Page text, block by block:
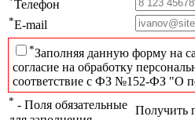
Телефон
*E-mail
*Заполняя данную форму на
согласие на обработку
соответствие с ФЗ №152-ФЗ "О
* - Поля обязательные Получить